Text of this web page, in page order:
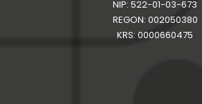
NIP: 522-01-03-673
REGON: 002050380
KRS: 0000660475